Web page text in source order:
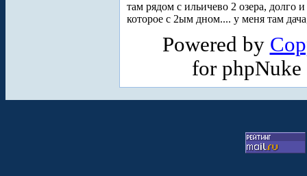
там рядом с ильичево 2 озера, долго
которое с 2ым дном.... у меня там
Powered by
for